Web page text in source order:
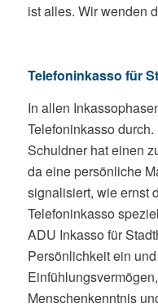
ist alles. Wir wenden
Telefoninkasso für
In allen
Telefoninkasso
Schuldner hat einen
da eine persönliche
signalisiert, wie ernst
Telefoninkasso
ADU Inkasso für
Persönlichkeit ein
Menschenkenntnis